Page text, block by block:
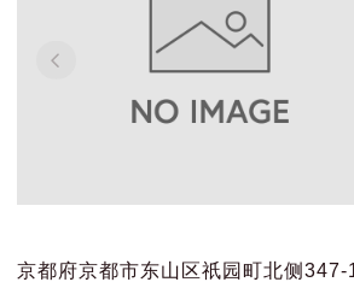
京都府京都市东山区祇园町北侧347-